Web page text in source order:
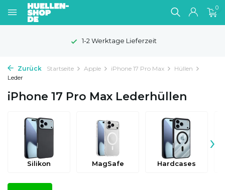
0
1-2 Werktage Lieferzeit
Zurück Startseite Apple iPhone 17 Pro Max
Hüllen
Leder
iPhone 17 Pro Max Lederhüllen
Silikon MagSafe Hardcases
›